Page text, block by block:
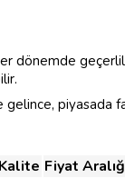
dönemde
piyasada
Kalite Fiyat